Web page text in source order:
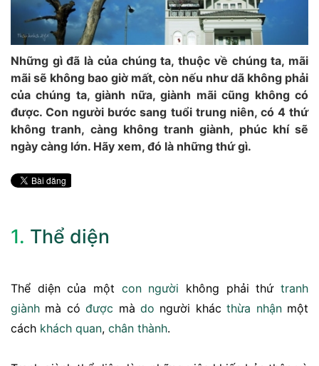
Những gì đã là của chúng ta, thuộc về chúng ta, mãi
mãi sẽ không bao giờ mất, còn nếu như dã không phải
của chúng ta, giành nữa, giành mãi cũng không có
được. Con người bước sang tuổi trung niên, có 4 thứ
không tranh, càng không tranh giành, phúc khí sẽ
ngày càng lớn. Hãy xem, đó là những thứ gì.
1. Thể diện
Thể diện của một con người không phải thứtranh
giành mà cóđược màdo người khácthừa nhậnmột
cách khách quan, chân thành.